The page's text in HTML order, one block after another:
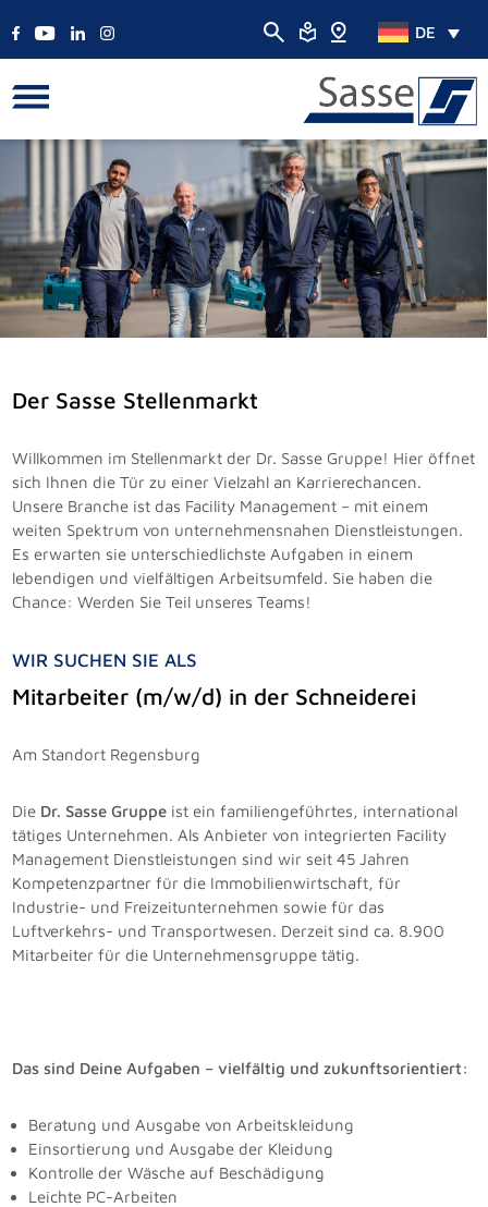
DE
Der Sasse Stellenmarkt
Willkommen im Stellenmarkt der Dr. Sasse Gruppe! Hier öffnet
sich Ihnen die Tür zu einer Vielzahl an Karrierechancen.
Unsere Branche ist das Facility Management – mit einem
weiten Spektrum von unternehmensnahen Dienstleistungen.
Es erwarten sie unterschiedlichste Aufgaben in einem
lebendigen und vielfältigen Arbeitsumfeld. Sie haben die
Chance: Werden Sie Teil unseres Teams!
WIR SUCHEN SIE ALS
Mitarbeiter (m/w/d) in der Schneiderei
Am Standort Regensburg
Die Dr. Sasse Gruppe ist ein familiengeführtes, international
tätiges Unternehmen. Als Anbieter von integrierten Facility
Management Dienstleistungen sind wir seit 45 Jahren
Kompetenzpartner für die Immobilienwirtschaft, für
Industrie- und Freizeitunternehmen sowie für das
Luftverkehrs- und Transportwesen. Derzeit sind ca. 8.900
Mitarbeiter für die Unternehmensgruppe tätig.
Das sind Deine Aufgaben – vielfältig und zukunftsorientiert:
Beratung und Ausgabe von Arbeitskleidung
Einsortierung und Ausgabe der Kleidung
Kontrolle der Wäsche auf Beschädigung
Leichte PC-Arbeiten